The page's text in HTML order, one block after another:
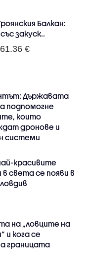
Балкан:
закуск..
61.36 €
Държавата
подпомогне
които
дронове и
системи
красивите
в света се появи в
на „ловците на
и кога се
границата